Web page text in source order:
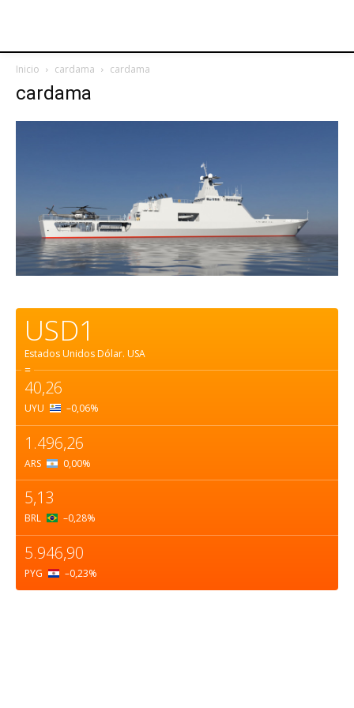
Inicio cardama cardama
cardama
USD1
Estados Unidos Dólar. USA
=
40,26
UYU –0,06%
1.496,26
ARS 0,00%
5,13
BRL –0,28%
5.946,90
PYG –0,23%